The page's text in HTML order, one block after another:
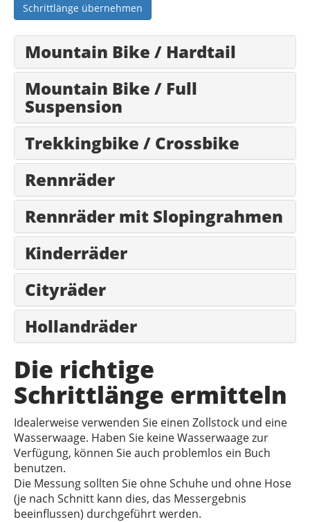
Schrittlänge übernehmen
Mountain Bike / Hardtail
Mountain Bike / Full
Suspension
Trekkingbike / Crossbike
Rennräder
Rennräder mit Slopingrahmen
Kinderräder
Cityräder
Hollandräder
Die richtige
Schrittlänge ermitteln
Idealerweise verwenden Sie einen Zollstock und eine
Wasserwaage. Haben Sie keine Wasserwaage zur
Verfügung, können Sie auch problemlos ein Buch
benutzen.
Die Messung sollten Sie ohne Schuhe und ohne Hose
(je nach Schnitt kann dies, das Messergebnis
beeinflussen) durchgeführt werden.